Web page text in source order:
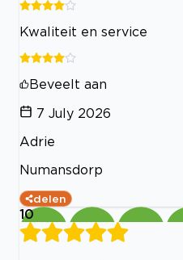
Kwaliteit en service
Beveelt aan
7 July 2026
Adrie
Numansdorp
delen
10